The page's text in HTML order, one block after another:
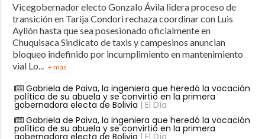
Vicegobernador electo Gonzalo Ávila lidera proceso de
transición en Tarija Condori rechaza coordinar con Luis
Ayllón hasta que sea posesionado oficialmente en
Chuquisaca Sindicato de taxis y campesinos anuncian
bloqueo indefinido por incumplimiento en mantenimiento
vial Lo...
+ más
Gabriela de Paiva, la ingeniera que heredó la vocación
política de su abuela y se convirtió en la primera
gobernadora electa de Bolivia | El Día
Gabriela de Paiva, la ingeniera que heredó la vocación
política de su abuela y se convirtió en la primera
gobernadora electa de Bolivia | El Día